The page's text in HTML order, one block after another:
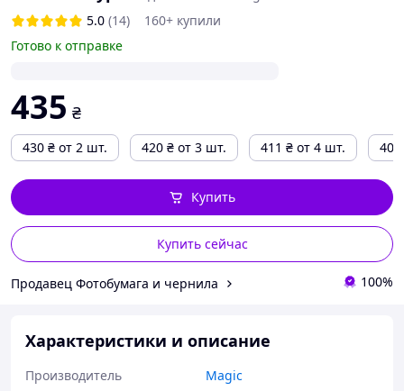
5.0 (14)
160+ купили
Готово к отправке
435 ₴
430 ₴ от 2 шт. 420 ₴ от 3 шт. 411 ₴ от 4 шт. 400
Купить сейчас
Купить
Продавец Фотобумага и чернила 100%
Характеристики и описание
Производитель
Magic